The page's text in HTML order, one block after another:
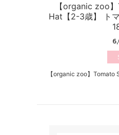
【organic zoo
Hat【2-3歳】 ト
【organic zoo】